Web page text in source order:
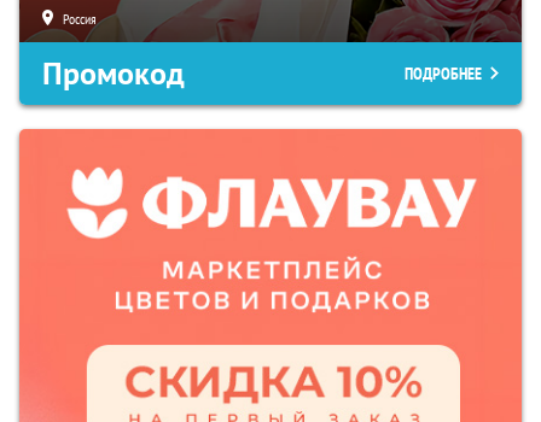
Россия
Промокод ПОДРОБНЕЕ